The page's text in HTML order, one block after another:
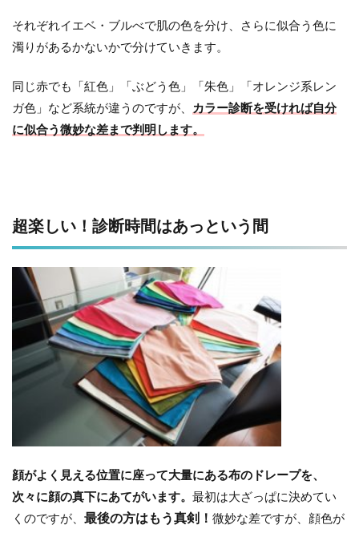
それぞれイエベ・ブルべで肌の色を分け、さらに似合う色に
濁りがあるかないかで分けていきます。
同じ赤でも「紅色」「ぶどう色」「朱色」「オレンジ系レン
ガ色」など系統が違うのですが、
カラー診断を受ければ自分
に似合う微妙な差まで判明します。
超楽しい！診断時間はあっという間
顔がよく見える位置に座って大量にある布のドレープを、
次々に顔の真下にあてがいます。 最初は大ざっぱに決めてい
くのですが、 最後の方はもう真剣！ 微妙な差ですが、顔色が